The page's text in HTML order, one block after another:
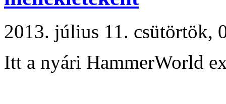
2013. július 11.
Itt a nyári HammerWorld